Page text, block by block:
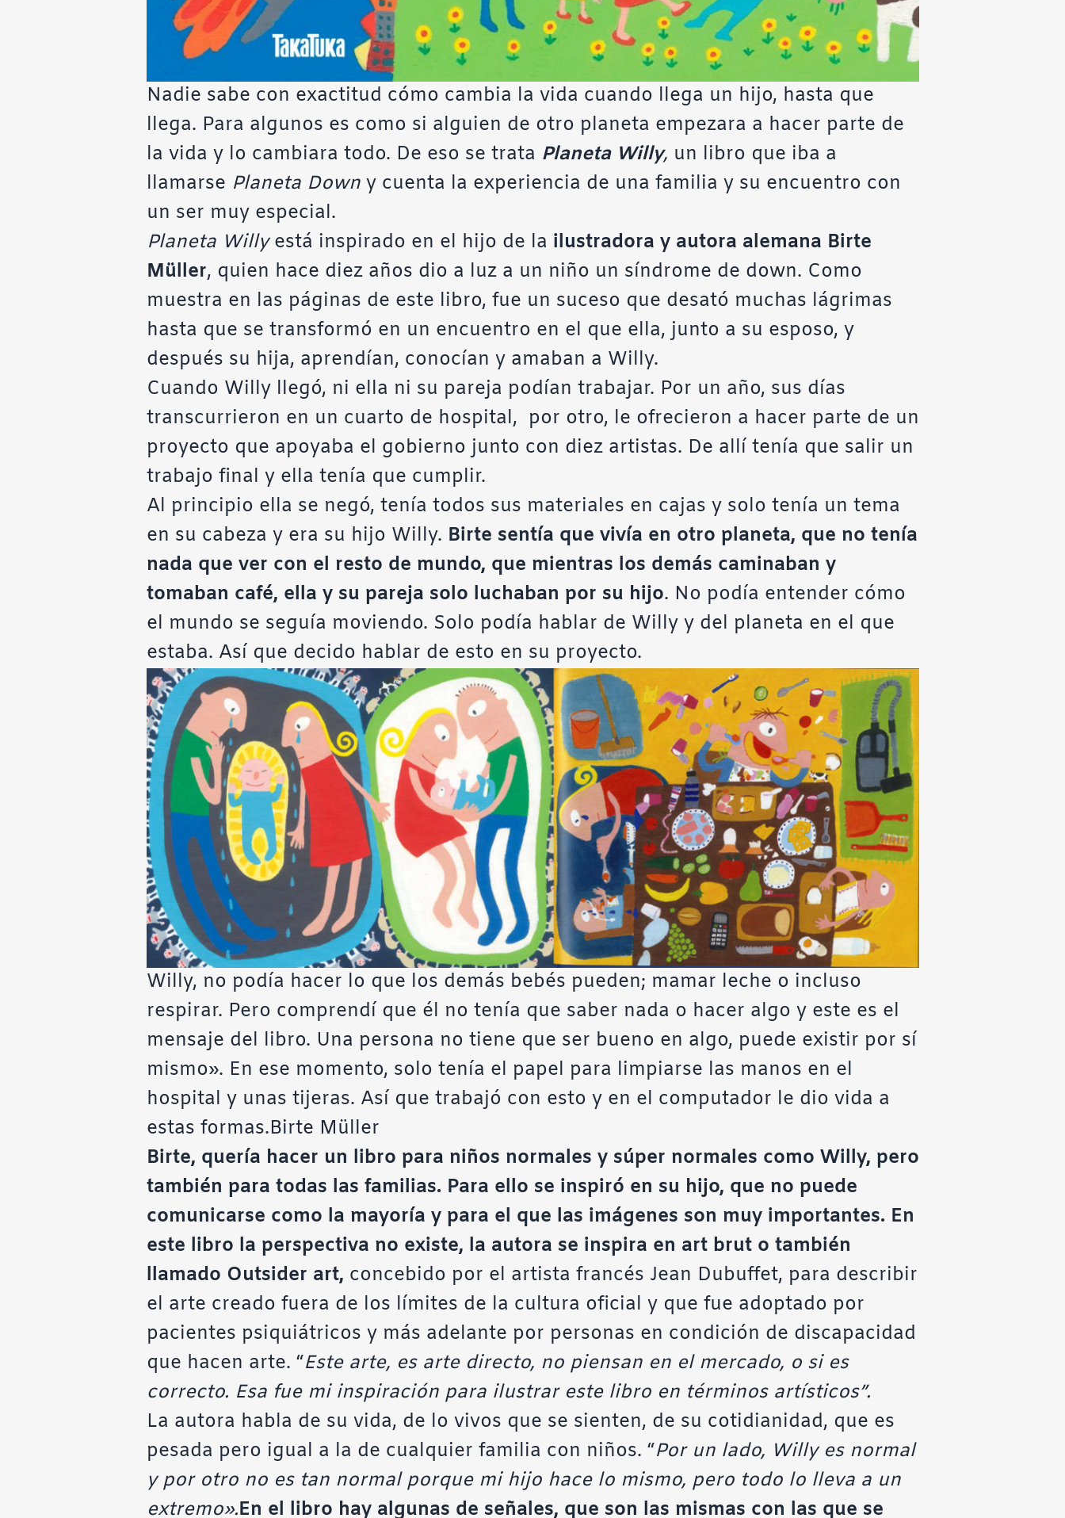
Nadie sabe con exactitud cómo cambia la vida cuando llega un hijo, hasta que
llega. Para algunos es como si alguien de otro planeta empezara a hacer parte de
la vida y lo cambiara todo. De eso se trata Planeta Willy, un libro que iba a
llamarse Planeta Down y cuenta la experiencia de una familia y su encuentro con
un ser muy especial.
Planeta Willyestá inspirado en el hijo de la ilustradora y autora alemana Birte
Müller, quien hace diez años dio a luz a un niño un síndrome de down. Como
muestra en las páginas de este libro, fue un suceso que desató muchas lágrimas
hasta que se transformó en un encuentro en el que ella, junto a su esposo, y
después su hija, aprendían, conocían y amaban a Willy.
Cuando Willy llegó, ni ella ni su pareja podían trabajar. Por un año, sus días
transcurrieron en un cuarto de hospital, por otro, le ofrecieron a hacer parte de un
proyecto que apoyaba el gobierno junto con diez artistas. De allí tenía que salir un
trabajo final y ella tenía que cumplir.
Al principio ella se negó, tenía todos sus materiales en cajas y solo tenía un tema
en su cabeza y era su hijo Willy. Birte sentía que vivía en otro planeta, que no tenía
nada que ver con el resto de mundo, que mientras los demás caminaban y
tomaban café, ella y su pareja solo luchaban por su hijo. No podía entender cómo
el mundo se seguía moviendo. Solo podía hablar de Willy y del planeta en el que
estaba. Así que decido hablar de esto en su proyecto.
Willy, no podía hacer lo que los demás bebés pueden; mamar leche o incluso
respirar. Pero comprendí que él no tenía que saber nada o hacer algo y este es el
mensaje del libro. Una persona no tiene que ser bueno en algo, puede existir por sí
mismo». En ese momento, solo tenía el papel para limpiarse las manos en el
hospital y unas tijeras. Así que trabajó con esto y en el computador le dio vida a
estas formas.Birte Müller
Birte, quería hacer un libro para niños normales y súper normales como Willy, pero
también para todas las familias. Para ello se inspiró en su hijo, que no puede
comunicarse como la mayoría y para el que las imágenes son muy importantes. En
este libro la perspectiva no existe, la autora se inspira en art brut o también
llamado Outsider art, concebido por el artista francés Jean Dubuffet, para describir
el arte creado fuera de los límites de la cultura oficial y que fue adoptado por
pacientes psiquiátricos y más adelante por personas en condición de discapacidad
que hacen arte. “Este arte, es arte directo, no piensan en el mercado, o si es
correcto. Esa fue mi inspiración para ilustrar este libro en términos artísticos”.
La autora habla de su vida, de lo vivos que se sienten, de su cotidianidad, que es
pesada pero igual a la de cualquier familia con niños. “Por un lado, Willy es normal
y por otro no es tan normal porque mi hijo hace lo mismo, pero todo lo lleva a un
extremo».En el libro hay algunas de señales, que son las mismas con las que se